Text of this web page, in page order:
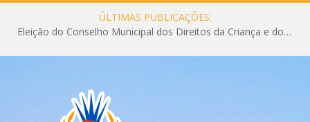
ÚLTIMAS PUBLICAÇÕES:
Eleição do Conselho Municipal dos Direitos da Criança e do Adolescente CMDCA 2026